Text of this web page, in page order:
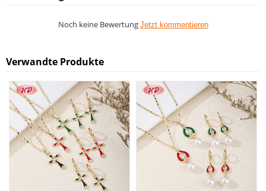
Noch keine Bewertung Jetzt kommentieren
Verwandte Produkte